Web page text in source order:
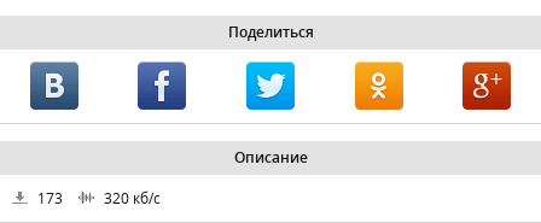
Поделиться
Описание
173
320 кб/с